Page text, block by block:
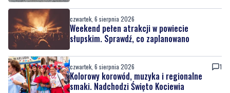
czwartek, 6 sierpnia 2026
Kolorowy korowód, muzyka i regionalne
czwartek, 6 sierpnia 2026
Gazowe przygotowania do zimy. Polska lepiej